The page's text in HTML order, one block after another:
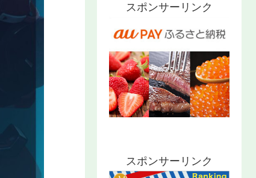
スポンサーリンク
スポンサーリンク